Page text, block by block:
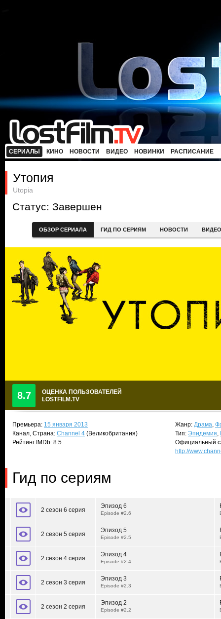
СЕРИАЛЫ КИНО НОВОСТИ ВИДЕО НОВИНКИ РАСПИСАНИЕ
Утопия
Utopia
Статус: Завершен
ОБЗОР СЕРИАЛА ГИД ПО СЕРИЯМ НОВОСТИ ВИДЕО
8.7
ОЦЕНКА ПОЛЬЗОВАТЕЛЕЙ
LOSTFILM.TV
Премьера: 15 января 2013
Канал, Страна: Channel 4 (Великобритания)
Рейтинг IMDb: 8.5
Жанр: Драма,
Тип: Эпидемия,
Официальный
http://
Гид по сериям
2 сезон 6 серия
Эпизод 6
Episode #2.6
2 сезон 5 серия
Эпизод 5
Episode #2.5
2 сезон 4 серия
Эпизод 4
Episode #2.4
2 сезон 3 серия
Эпизод 3
Episode #2.3
2 сезон 2 серия
Эпизод 2
Episode #2.2